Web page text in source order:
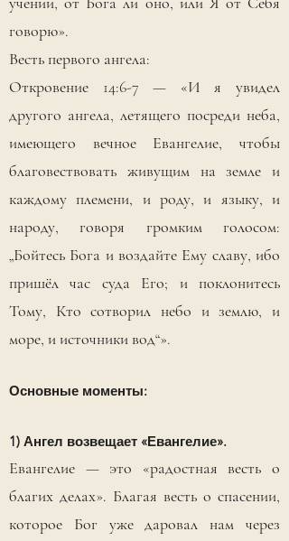
говорю».
Весть первого ангела:
Откровение 14:6-7 — «И я увидел
другого ангела, летящего посреди неба,
имеющего вечное Евангелие, чтобы
благовествовать живущим на земле и
каждому племени, и роду, и языку, и
народу, говоря громким голосом:
„Бойтесь Бога и воздайте Ему славу, ибо
пришёл час суда Его; и поклонитесь
Тому, Кто сотворил небо и землю, и
море, и источники вод“».
Основные моменты:
1) Ангел возвещает «Евангелие».
Евангелие — это «радостная весть о
благих делах». Благая весть о спасении,
которое Бог уже даровал нам через